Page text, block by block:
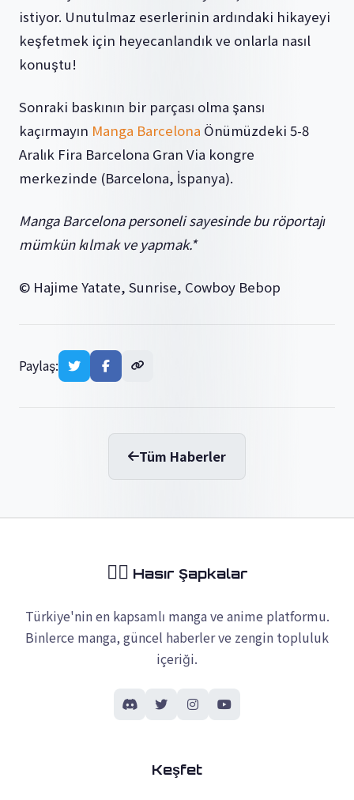
istiyor. Unutulmaz eserlerinin ardındaki hikayeyi
keşfetmek için heyecanlandık ve onlarla nasıl
konuştu!
Sonraki baskının bir parçası olma şansı
kaçırmayın Manga Barcelona Önümüzdeki 5-8
Aralık Fira Barcelona Gran Via kongre
merkezinde (Barcelona, İspanya).
Manga Barcelona personeli sayesinde bu röportajı
mümkün kılmak ve yapmak.*
© Hajime Yatate, Sunrise, Cowboy Bebop
Paylaş:
Tüm Haberler
🏴‍☠️ Hasır Şapkalar
Türkiye'nin en kapsamlı manga ve anime platformu.
Binlerce manga, güncel haberler ve zengin topluluk
içeriği.
Keşfet